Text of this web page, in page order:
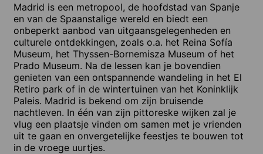
Madrid is een metropool, de hoofdstad van Spanje
en van de Spaanstalige wereld en biedt een
onbeperkt aanbod van uitgaansgelegenheden en
culturele ontdekkingen, zoals o.a. het Reina Sofía
Museum, het Thyssen-Bornemisza Museum of het
Prado Museum. Na de lessen kan je bovendien
genieten van een ontspannende wandeling in het El
Retiro park of in de wintertuinen van het Koninklijk
Paleis. Madrid is bekend om zijn bruisende
nachtleven. In één van zijn pittoreske wijken zal je
vlug een plaatsje vinden om samen met je vrienden
uit te gaan en onvergetelijke feestjes te bouwen tot
in de vroege uurtjes.